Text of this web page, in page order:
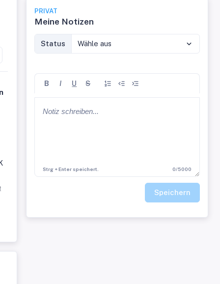
PRIVAT
Meine Notizen
Status Wähle aus
B I U S
Strg + Enter speichert. 0/5000
Speichern